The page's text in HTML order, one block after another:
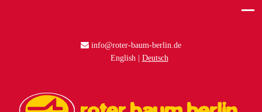
info@roter-baum-berlin.de
English
Deutsch